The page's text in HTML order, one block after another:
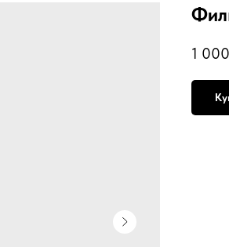
1 000